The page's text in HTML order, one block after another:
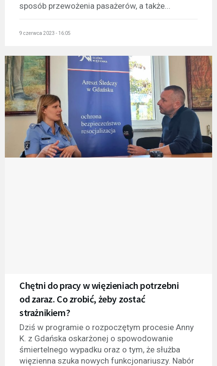
sposób przewożenia pasażerów, a także...
9 czerwca 2023 - 16:05
Chętni do pracy w więzieniach potrzebni
od zaraz. Co zrobić, żeby zostać
strażnikiem?
Dziś w programie o rozpoczętym procesie Anny
K. z Gdańska oskarżonej o spowodowanie
śmiertelnego wypadku oraz o tym, że służba
więzienna szuka nowych funkcjonariuszy. Nabór